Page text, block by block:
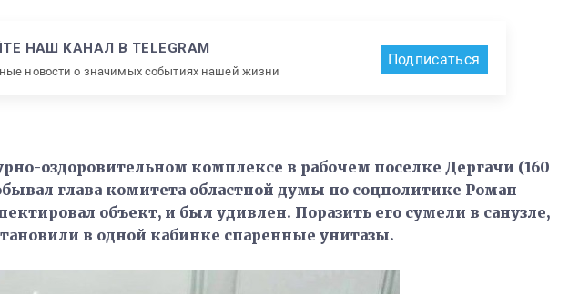
НАШ КАНАЛ В TELEGRAM
новости о значимых событиях нашей жизни
Подписаться
оздоровительном комплексе в рабочем поселке Дергачи (160
глава комитета областной думы по соцполитике Роман
объект, и был удивлен. Поразить его сумели в санузле,
в одной кабинке спаренные унитазы.